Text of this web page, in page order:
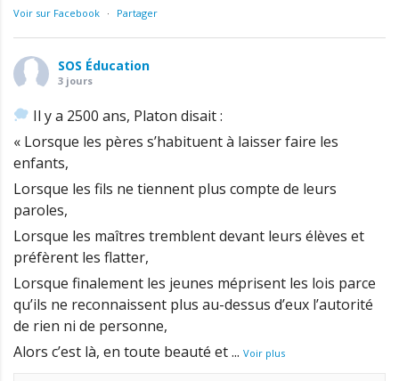
Voir sur Facebook · Partager
SOS Éducation
3 jours
Il y a 2500 ans, Platon disait :
« Lorsque les pères s’habituent à laisser faire les
enfants,
Lorsque les fils ne tiennent plus compte de leurs
paroles,
Lorsque les maîtres tremblent devant leurs élèves et
préfèrent les flatter,
Lorsque finalement les jeunes méprisent les lois parce
qu’ils ne reconnaissent plus au-dessus d’eux l’autorité
de rien ni de personne,
Alors c’est là, en toute beauté et... Voir plus